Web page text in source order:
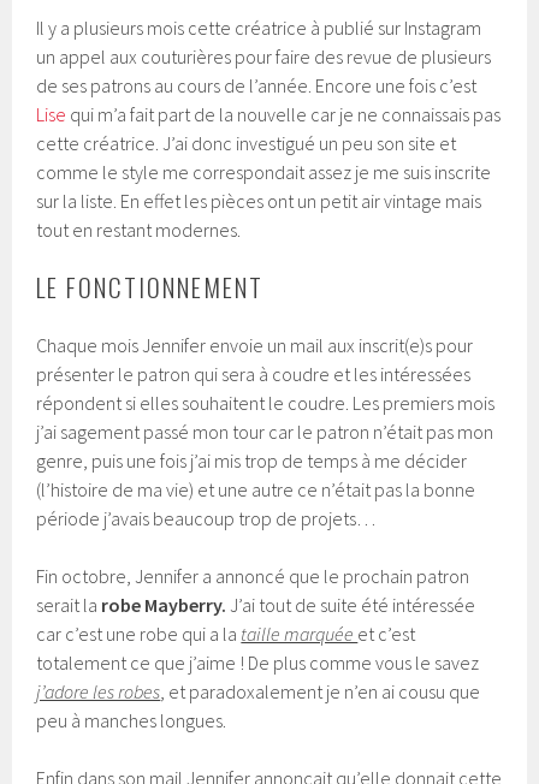
Il y a plusieurs mois cette créatrice à publié sur Instagram
un appel aux couturières pour faire des revue de plusieurs
de ses patrons au cours de l’année. Encore une fois c’est
Lise qui m’a fait part de la nouvelle car je ne connaissais pas
cette créatrice. J’ai donc investigué un peu son site et
comme le style me correspondait assez je me suis inscrite
sur la liste. En effet les pièces ont un petit air vintage mais
tout en restant modernes.
LE FONCTIONNEMENT
Chaque mois Jennifer envoie un mail aux inscrit(e)s pour
présenter le patron qui sera à coudre et les intéressées
répondent si elles souhaitent le coudre. Les premiers mois
j’ai sagement passé mon tour car le patron n’était pas mon
genre, puis une fois j’ai mis trop de temps à me décider
(l’histoire de ma vie) et une autre ce n’était pas la bonne
période j’avais beaucoup trop de projets…
Fin octobre, Jennifer a annoncé que le prochain patron
serait la robe Mayberry. J’ai tout de suite été intéressée
car c’est une robe qui a la taille marquée et c’est
totalement ce que j’aime ! De plus comme vous le savez
j’adore les robes , et paradoxalement je n’en ai cousu que
peu à manches longues.
Enfin dans son mail Jennifer annonçait qu’elle donnait cette